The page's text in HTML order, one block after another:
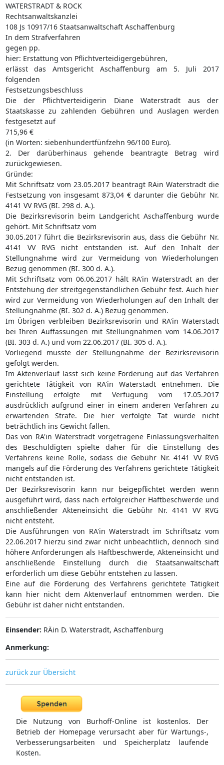
WATERSTRADT & ROCK
Rechtsanwaltskanzlei
108 Js 10917/16 Staatsanwaltschaft Aschaffenburg
In dem Strafverfahren
gegen pp.
hier: Erstattung von Pflichtverteidigergebühren,
erlässt das Amtsgericht Aschaffenburg am 5. Juli 2017
folgenden
Festsetzungsbeschluss
Die der Pflichtverteidigerin Diane Waterstradt aus der
Staatskasse zu zahlenden Gebühren und Auslagen werden
festgesetzt auf
715,96 €
(in Worten: siebenhundertfünfzehn 96/100 Euro).
2. Der darüberhinaus gehende beantragte Betrag wird
zurückgewiesen.
Gründe:
Mit Schriftsatz vom 23.05.2017 beantragt RAin Waterstradt die
Festsetzung von insgesamt 873,04 € darunter die Gebühr Nr.
4141 VV RVG (BI. 298 d. A.).
Die Bezirksrevisorin beim Landgericht Aschaffenburg wurde
gehört. Mit Schriftsatz vom
30.05.2017 führt die Bezirksrevisorin aus, dass die Gebühr Nr.
4141 VV RVG nicht entstanden ist. Auf den Inhalt der
Stellungnahme wird zur Vermeidung von Wiederholungen
Bezug genommen (BI. 300 d. A.).
Mit Schriftsatz vom 06.06.2017 hält RA'in Waterstradt an der
Entstehung der streitgegenständlichen Gebühr fest. Auch hier
wird zur Vermeidung von Wiederholungen auf den Inhalt der
Stellungnahme (BI. 302 d. A.) Bezug genommen.
Im Übrigen verbleiben Bezirksrevisorin und RA'in Waterstadt
bei Ihren Auffassungen mit Stellungnahmen vom 14.06.2017
(BI. 303 d. A.) und vom 22.06.2017 (BI. 305 d. A.).
Vorliegend musste der Stellungnahme der Bezirksrevisorin
gefolgt werden.
Im Aktenverlauf lässt sich keine Förderung auf das Verfahren
gerichtete Tätigkeit von RA'in Waterstadt entnehmen. Die
Einstellung erfolgte mit Verfügung vom 17.05.2017
ausdrücklich aufgrund einer in einem anderen Verfahren zu
erwartenden Strafe. Die hier verfolgte Tat würde nicht
beträchtlich ins Gewicht fallen.
Das von RA'in Waterstradt vorgetragene Einlassungsverhalten
des Beschuldigten spielte daher für die Einstellung des
Verfahrens keine Rolle, sodass die Gebühr Nr. 4141 VV RVG
mangels auf die Förderung des Verfahrens gerichtete Tätigkeit
nicht entstanden ist.
Der Bezirksrevisorin kann nur beigepflichtet werden wenn
ausgeführt wird, dass nach erfolgreicher Haftbeschwerde und
anschließender Akteneinsicht die Gebühr Nr. 4141 VV RVG
nicht entsteht.
Die Ausführungen von RA'in Waterstradt im Schriftsatz vom
22.06.2017 hierzu sind zwar nicht unbeachtlich, dennoch sind
höhere Anforderungen als Haftbeschwerde, Akteneinsicht und
anschließende Einstellung durch die Staatsanwaltschaft
erforderlich um diese Gebühr entstehen zu lassen.
Eine auf die Förderung des Verfahrens gerichtete Tätigkeit
kann hier nicht dem Aktenverlauf entnommen werden. Die
Gebühr ist daher nicht entstanden.
Einsender: RÄin D. Waterstradt, Aschaffenburg
Anmerkung:
zurück zur Übersicht
Die Nutzung von Burhoff-Online ist kostenlos. Der
Betrieb der Homepage verursacht aber für Wartungs-,
Verbesserungsarbeiten und Speicherplatz laufende
Kosten.